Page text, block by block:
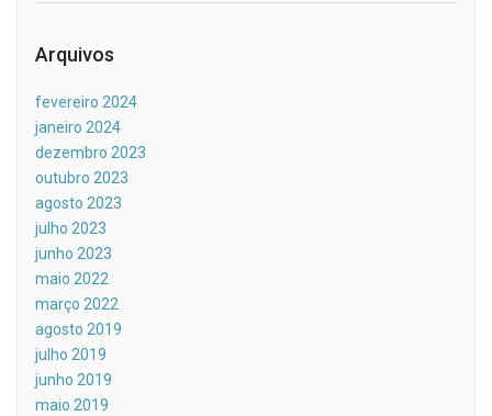
Arquivos
fevereiro 2024
janeiro 2024
dezembro 2023
outubro 2023
agosto 2023
julho 2023
junho 2023
maio 2022
março 2022
agosto 2019
julho 2019
junho 2019
maio 2019